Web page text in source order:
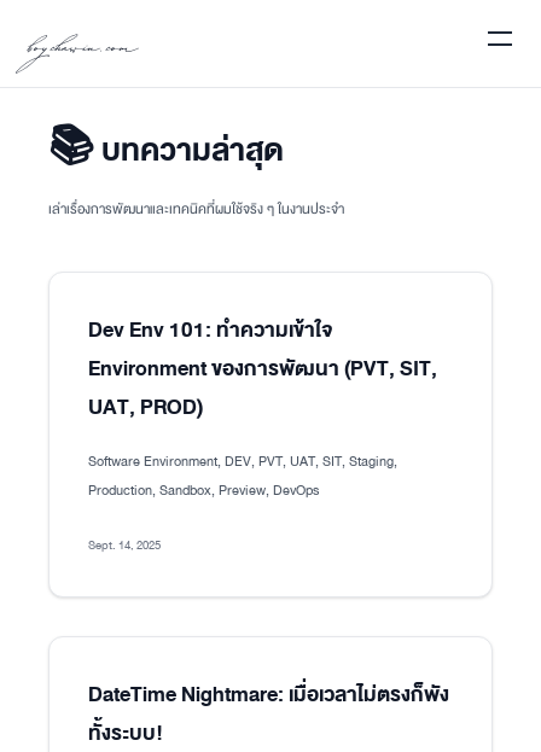
boychawin.com
📚 บทความล่าสุด
เล่าเรื่องการพัฒนาและเทคนิคที่ผมใช้จริง ๆ ในงานประจำ
Dev Env 101: ทำความเข้าใจ
Environment ของการพัฒนา (PVT, SIT,
UAT, PROD)
Software Environment, DEV, PVT, UAT, SIT, Staging,
Production, Sandbox, Preview, DevOps
Sept. 14, 2025
DateTime Nightmare: เมื่อเวลาไม่ตรงก็พัง
ทั้งระบบ!